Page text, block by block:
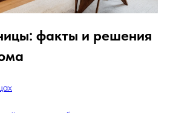
факты и решения